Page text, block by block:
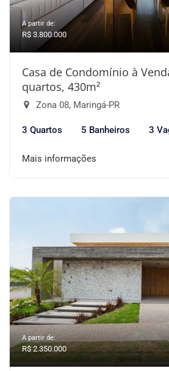
A partir de:
R$ 3.800.000
Casa de Condomínio à
quartos, 430m²
Zona 08, Maringá-PR
3 Quartos 5 Banheiros 3
Mais informações
A partir de:
R$ 2.350.000